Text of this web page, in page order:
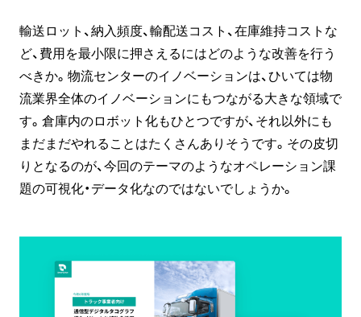
輸送ロット、納入頻度、輸配送コスト、在庫維持コストな
ど、費用を最小限に押さえるにはどのような改善を行う
べきか。物流センターのイノベーションは、ひいては物
流業界全体のイノベーションにもつながる大きな領域で
す。倉庫内のロボット化もひとつですが、それ以外にも
まだまだやれることはたくさんありそうです。その皮切
りとなるのが、今回のテーマのようなオペレーション課
題の可視化・データ化なのではないでしょうか。